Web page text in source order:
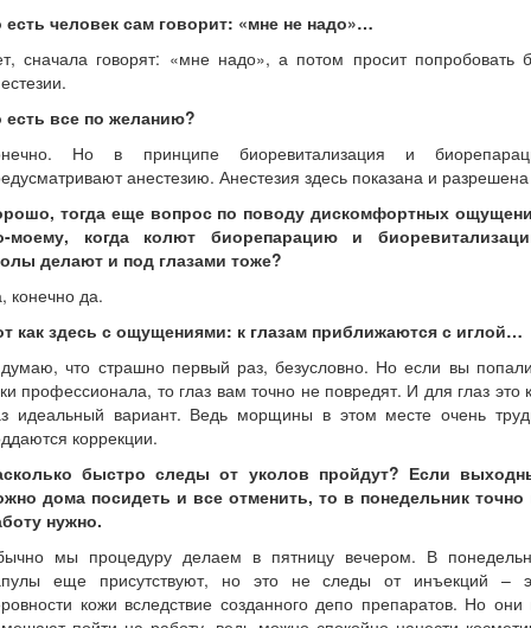
есть человек сам говорит: «мне не надо»…
сначала говорят: «мне надо», а потом просит попробовать
есть все по желанию?
Но в принципе биоревитализация и
анестезию. Анестезия здесь показана и разрешена
тогда еще вопрос по поводу дискомфортных
моему, когда колют биорепарацию и
делают и под глазами тоже?
конечно да.
как здесь с ощущениями: к глазам приближаются с иглой…
что страшно первый раз, безусловно. Но если вы
профессионала, то глаз вам точно не повредят. И для глаз это
идеальный вариант. Ведь морщины в этом месте очень
коррекции.
быстро следы от уколов пройдут? Если
дома посидеть и все отменить, то в понедельник точно
нужно.
мы процедуру делаем в пятницу вечером. В
еще присутствуют, но это не следы от инъекций –
кожи вследствие созданного депо препаратов. Но они